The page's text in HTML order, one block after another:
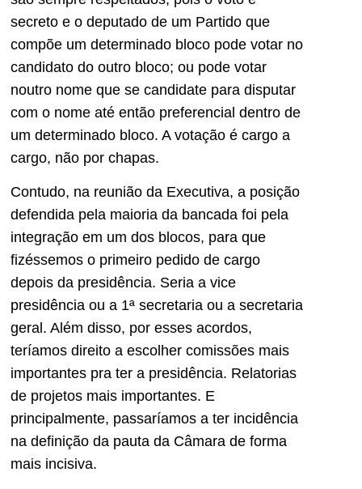
secreto e o deputado de um Partido que
compõe um determinado bloco pode votar no
candidato do outro bloco; ou pode votar
noutro nome que se candidate para disputar
com o nome até então preferencial dentro de
um determinado bloco. A votação é cargo a
cargo, não por chapas.
Contudo, na reunião da Executiva, a posição
defendida pela maioria da bancada foi pela
integração em um dos blocos, para que
fizéssemos o primeiro pedido de cargo
depois da presidência. Seria a vice
presidência ou a 1ª secretaria ou a secretaria
geral. Além disso, por esses acordos,
teríamos direito a escolher comissões mais
importantes pra ter a presidência. Relatorias
de projetos mais importantes. E
principalmente, passaríamos a ter incidência
na definição da pauta da Câmara de forma
mais incisiva.